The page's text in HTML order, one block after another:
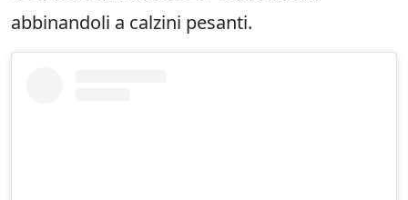
abbinandoli a calzini pesanti.